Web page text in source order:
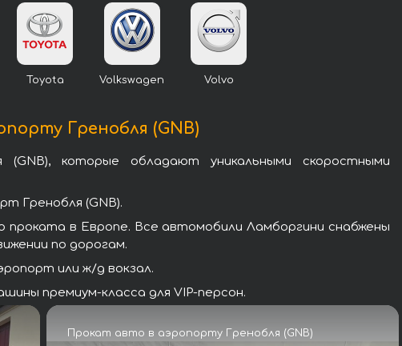
Toyota Volkswagen Volvo
Гренобля (GNB)
которые обладают уникальными скоростными
Гренобля (GNB).
проката в Европе. Все автомобили Ламборгини снабжены
по дорогам.
или ж/д вокзал.
премиум-класса для VIP-персон.
Прокат авто в аэропорту Гренобля (GNB)